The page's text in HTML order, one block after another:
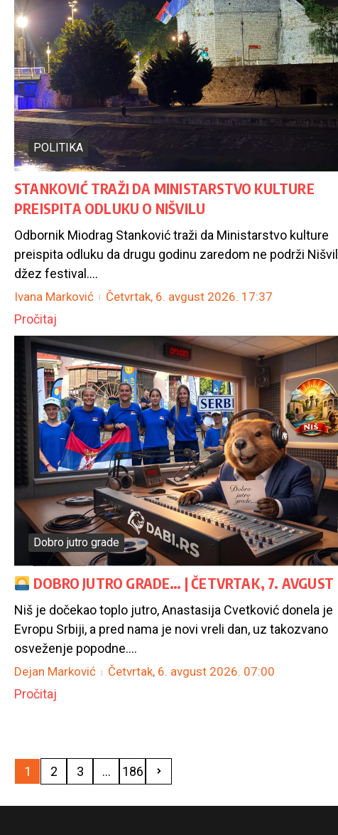
POLITIKA
STANKOVIĆ TRAŽI DA MINISTARSTVO KULTURE
PREISPITA ODLUKU O NIŠVILU
Odbornik Miodrag Stanković traži da Ministarstvo kulture
preispita odluku da drugu godinu zaredom ne podrži Nišvil
džez festival....
Ivana Marković Četvrtak, 6. avgust 2026. 17:37
Pročitaj
Dobro jutro grade
DOBRO JUTRO GRADE… | ČETVRTAK, 7. AVGUST
Niš je dočekao toplo jutro, Anastasija Cvetković donela je
Evropu Srbiji, a pred nama je novi vreli dan, uz takozvano
osveženje popodne....
Dejan Marković Četvrtak, 6. avgust 2026. 07:00
Pročitaj
1
2 3 ... 186